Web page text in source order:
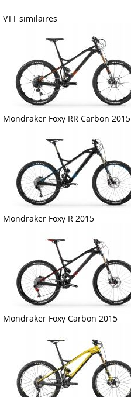
VTT similaires
Mondraker Foxy RR Carbon 2015
Mondraker Foxy R 2015
Mondraker Foxy Carbon 2015